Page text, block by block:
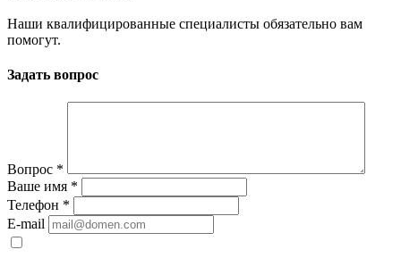
Наши квалифицированные специалисты обязательно вам
помогут.
Задать вопрос
Вопрос *
Ваше имя *
Телефон *
E-mail